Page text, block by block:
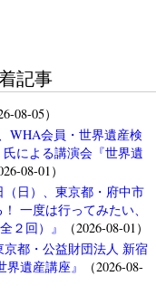
記事
08-05）
WHA会員・世界遺産検
による講演会『世界遺
08-01）
（日）、東京都・府中市
一度は行ってみたい、
２回）』
（2026-08-01）
京都・公益財団法人 新宿
遺産講座』
（2026-08-